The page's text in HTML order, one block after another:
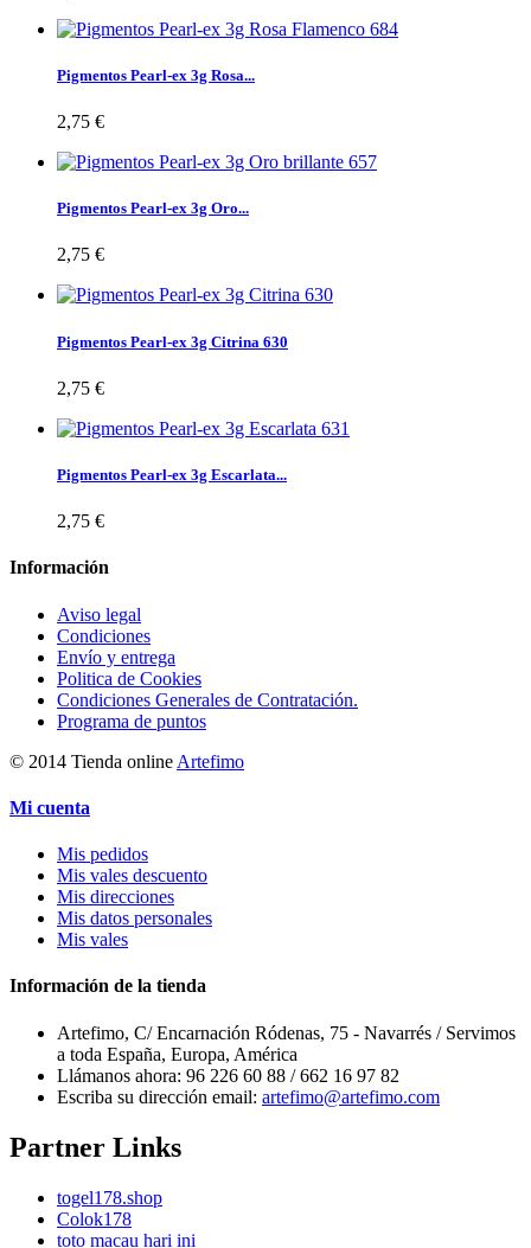
Pigmentos Pearl-ex 3g Rosa...
2,75 €
Pigmentos Pearl-ex 3g Oro...
2,75 €
Pigmentos Pearl-ex 3g Citrina 630
2,75 €
Pigmentos Pearl-ex 3g Escarlata...
2,75 €
Información
Aviso legal
Condiciones
Envío y entrega
Politica de Cookies
Condiciones Generales de Contratación.
Programa de puntos
© 2014 Tienda online Artefimo
Mi cuenta
Mis pedidos
Mis vales descuento
Mis direcciones
Mis datos personales
Mis vales
Información de la tienda
Artefimo, C/ Encarnación Ródenas, 75 - Navarrés / Servimos
a toda España, Europa, América
Llámanos ahora: 96 226 60 88 / 662 16 97 82
Escriba su dirección email: artefimo@artefimo.com
Partner Links
togel178.shop
Colok178
toto macau hari ini